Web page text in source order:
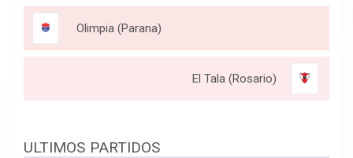
Olimpia (Parana)
El Tala (Rosario)
ULTIMOS PARTIDOS